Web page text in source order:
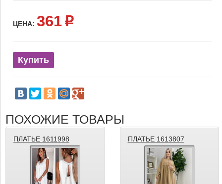
ЦЕНА: 361 p
Купить
ПОХОЖИЕ ТОВАРЫ
ПЛАТЬЕ 1611998 ПЛАТЬЕ 1613807